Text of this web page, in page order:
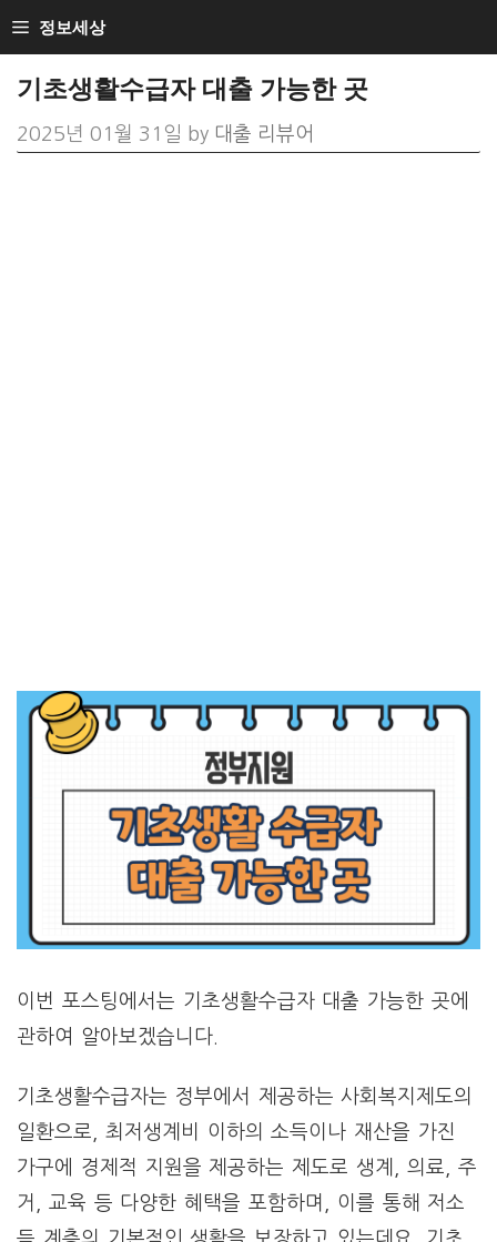
Skip
to
content
정보세상
기초생활수급자 대출 가능한 곳
2025년 01월 31일 by 대출 리뷰어
이번 포스팅에서는 기초생활수급자 대출 가능한 곳에
관하여 알아보겠습니다.
기초생활수급자는 정부에서 제공하는 사회복지제도의
일환으로, 최저생계비 이하의 소득이나 재산을 가진
가구에 경제적 지원을 제공하는 제도로 생계, 의료, 주
거, 교육 등 다양한 혜택을 포함하며, 이를 통해 저소